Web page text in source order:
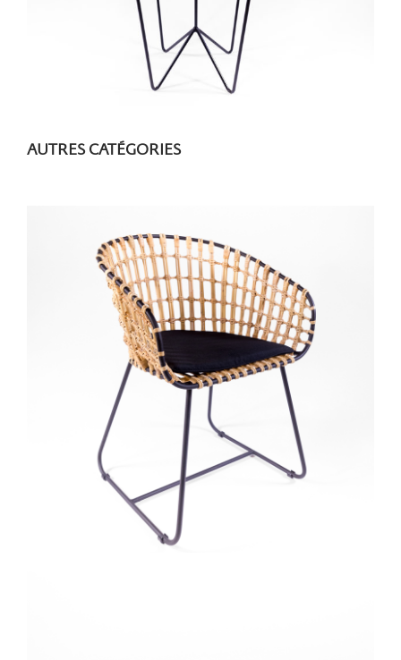
AUTRES CATÉGORIES